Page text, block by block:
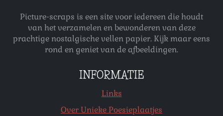
Picture-scraps is een site voor iedereen die houdt
van het verzamelen en bewonderen van deze
prachtige nostalgische vellen papier. Kijk maar eens
rond en geniet van de afbeeldingen.
INFORMATIE
Links
Over Unieke Poesieplaatjes